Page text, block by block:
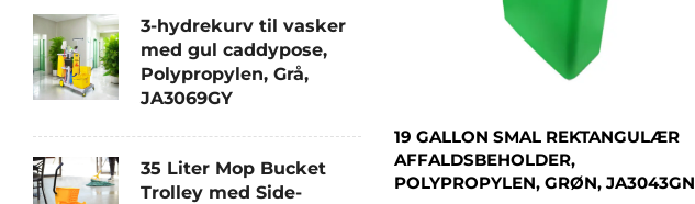
3-hydrekurv til vasker
med gul caddypose,
Polypropylen, Grå,
JA3069GY
35 Liter Mop Bucket
Trolley med Side-
19 GALLON SMAL REKTANGULÆR
AFFALDSBEHOLDER,
POLYPROPYLEN, GRØN, JA3043GN